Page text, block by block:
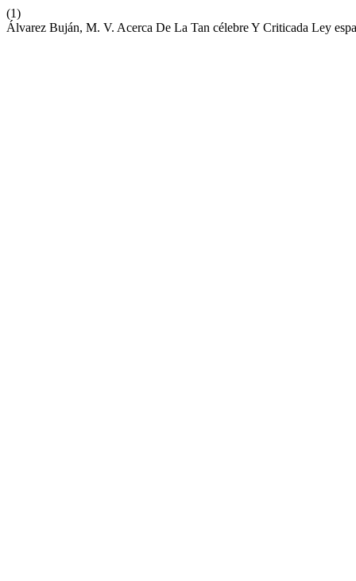
(1)
Álvarez Buján, M. V. Acerca De La Tan célebre Y Criticada Ley